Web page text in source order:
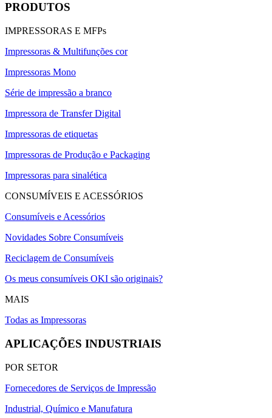
PRODUTOS
IMPRESSORAS E MFPs
Impressoras & Multifunções cor
Impressoras Mono
Série de impressão a branco
Impressora de Transfer Digital
Impressoras de etiquetas
Impressoras de Produção e Packaging
Impressoras para sinalética
CONSUMÍVEIS E ACESSÓRIOS
Consumíveis e Acessórios
Novidades Sobre Consumíveis
Reciclagem de Consumíveis
Os meus consumíveis OKI são originais?
MAIS
Todas as Impressoras
APLICAÇÕES INDUSTRIAIS
POR SETOR
Fornecedores de Serviços de Impressão
Industrial, Químico e Manufatura